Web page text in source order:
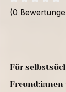
(0
Für
Freund:innen